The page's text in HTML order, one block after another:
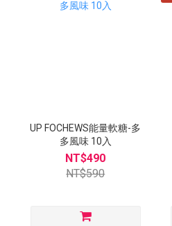
UP FOCHEWS能量軟糖-多
多風味 10入
NT$490
NT$590